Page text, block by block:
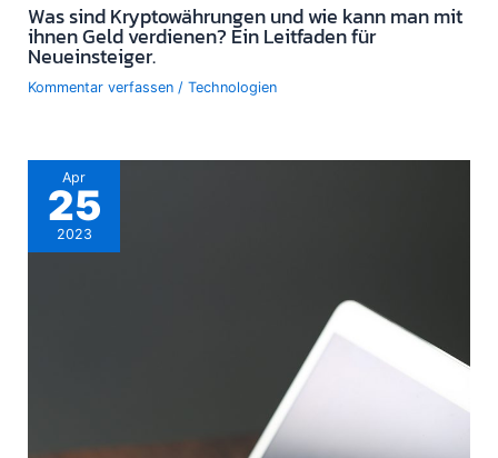
Was sind Kryptowährungen und wie kann man mit
ihnen Geld verdienen? Ein Leitfaden für
Neueinsteiger.
Kommentar verfassen / Technologien
Apr
25
2023